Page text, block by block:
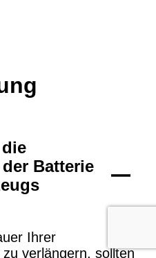
Batterie
Ihrer
verlängern, sollten